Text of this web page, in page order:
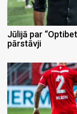
Jūlijā par
pārstāvji